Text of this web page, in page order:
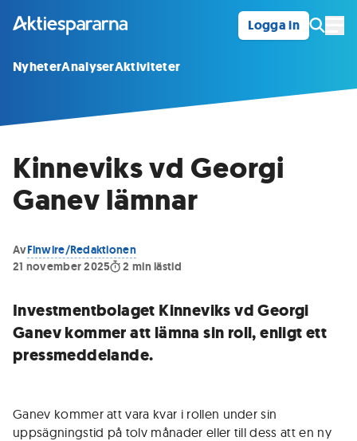
Logga in
NyheterAnalyserAktiviteter
Kinneviks vd Georgi
Ganev lämnar
AvFinwire/Redaktionen
21 november 2025
2 min lästid
Investmentbolaget Kinneviks vd Georgi
Ganev kommer att lämna sin roll, enligt ett
pressmeddelande.
Ganev kommer att vara kvar i rollen under sin
uppsägningstid på tolv månader eller till dess att en ny